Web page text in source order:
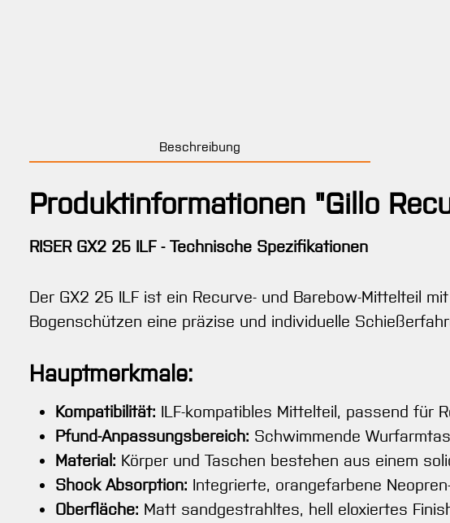
Beschreibung
Produktinformationen "Gillo
RISER GX2 25 ILF - Technische Spezifikationen
Der GX2 25 ILF ist ein Recurve- und Barebow-Mittelteil
Bogenschützen eine präzise und individuelle
Hauptmerkmale:
Kompatibilität: ILF-kompatibles Mittelteil, passend für
Pfund-Anpassungsbereich: Schwimmende
Material: Körper und Taschen bestehen aus einem
Shock Absorption: Integrierte, orangefarbene
Oberfläche: Matt sandgestrahltes, hell eloxiertes